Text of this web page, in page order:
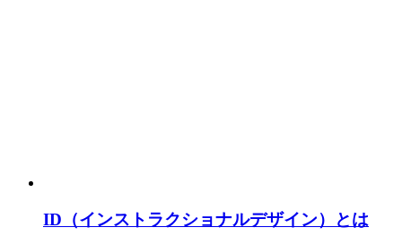
ID（インストラクショナルデザイン）とは